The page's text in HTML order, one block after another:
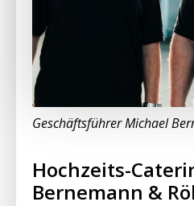
Hochzeits-
Bernemann &
Geschäftsführer Michael